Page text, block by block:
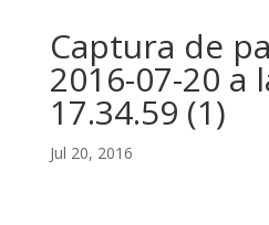
Captura de
2016-07-20 a
17.34.59 (1)
Jul 20, 2016